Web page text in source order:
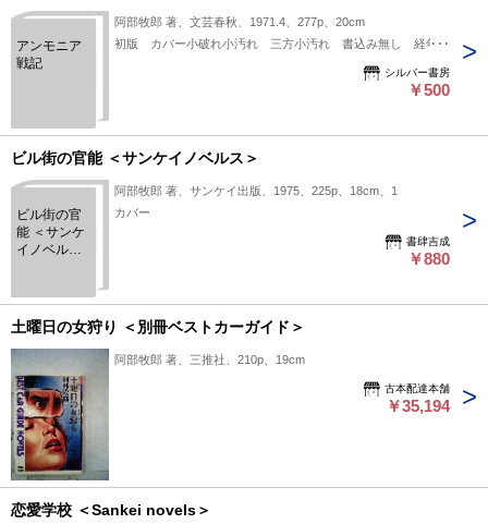
アンモニア
戦記
阿部牧郎 著、文芸春秋、1971.4、277p、20cm
初版 カバー小破れ小汚れ 三方小汚れ 書込み無し 経年並
シルバー書房
￥500
ビル街の官能 ＜サンケイノベルス＞
ビル街の官
能 ＜サンケ
イノベルス
阿部牧郎 著、サンケイ出版、1975、225p、18cm、1
カバー
書肆吉成
￥880
土曜日の女狩り ＜別冊ベストカーガイド＞
阿部牧郎 著、三推社、210p、19cm
古本配達本舗
￥35,194
恋愛学校 ＜Sankei novels＞